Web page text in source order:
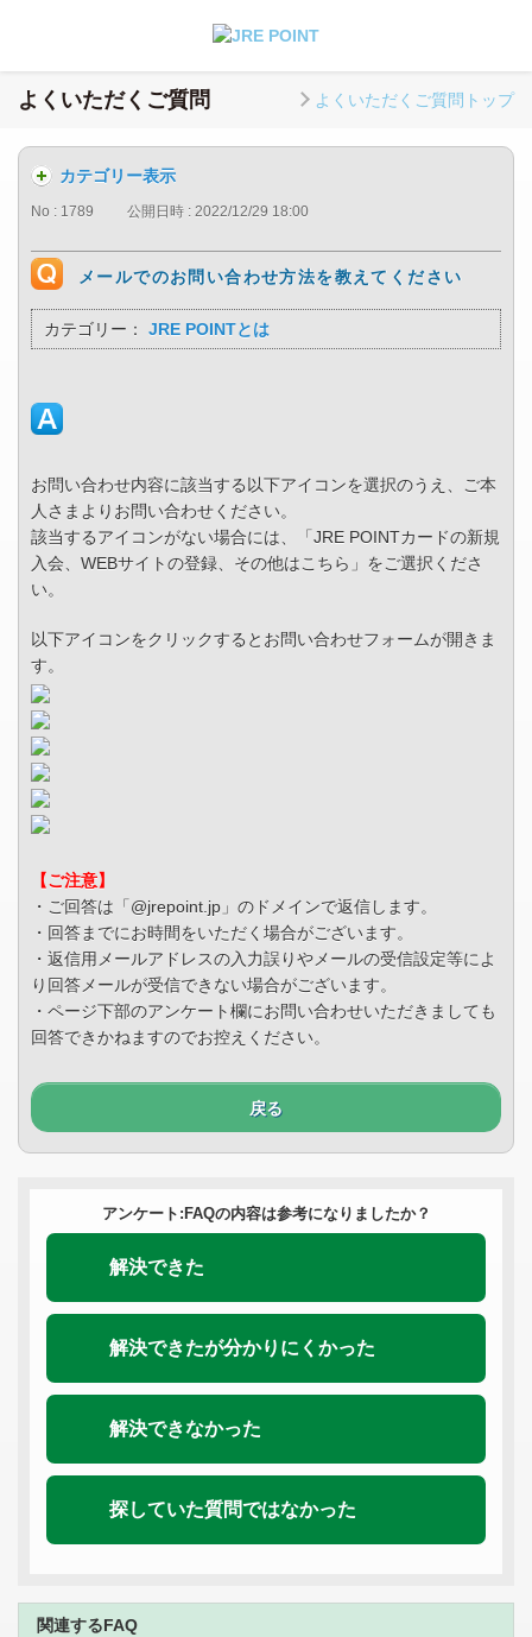
よくいただくご質問 よくいただくご質問トップ
カテゴリー表示
No : 1789 公開日時 : 2022/12/29 18:00
メールでのお問い合わせ方法を教えてください
カテゴリー： JRE POINTとは
お問い合わせ内容に該当する以下アイコンを選択のうえ、ご本
人さまよりお問い合わせください。
該当するアイコンがない場合には、「JRE POINTカードの新規
入会、WEBサイトの登録、その他はこちら」をご選択くださ
い。
以下アイコンをクリックするとお問い合わせフォームが開きま
す。
【ご注意】
・ご回答は「@jrepoint.jp」のドメインで返信します。
・回答までにお時間をいただく場合がございます。
・返信用メールアドレスの入力誤りやメールの受信設定等によ
り回答メールが受信できない場合がございます。
・ページ下部のアンケート欄にお問い合わせいただきましても
回答できかねますのでお控えください。
戻る
アンケート:FAQの内容は参考になりましたか？
解決できた
解決できたが分かりにくかった
解決できなかった
探していた質問ではなかった
関連するFAQ